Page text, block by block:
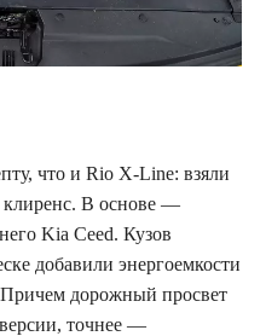
что и Rio X-Line: взяли
клиренс. В основе —
Kia Ceed. Кузов
добавили энергоемкости
дорожный просвет
версии, точнее —